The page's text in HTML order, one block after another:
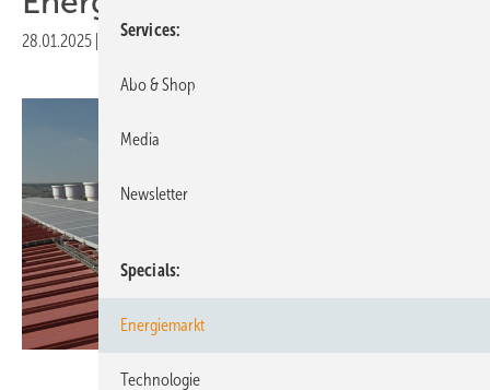
28.01.2025 Druckvorschau
Services
Abo & Shop
Media
Newsletter
Specials
Energiemarkt
Technologie